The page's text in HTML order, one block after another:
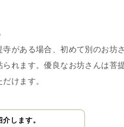
がある場合、初めて別のお坊さ
れます。優良なお坊さんは菩
けます。
します。